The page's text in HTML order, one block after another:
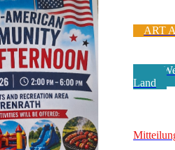
ART
Zur
Land